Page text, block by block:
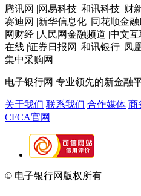
腾讯网 |网易科技 |和讯科技 |财
赛迪网 |新华信息化 |同花顺金
网财经 |人民网金融频道 |中文
在线 |证券日报网 |和讯银行 |凤
集中采购网
电子银行网 专业领先的新金融
关于我们 联系我们 合作媒体 商
CFCA官网
© 电子银行网版权所有